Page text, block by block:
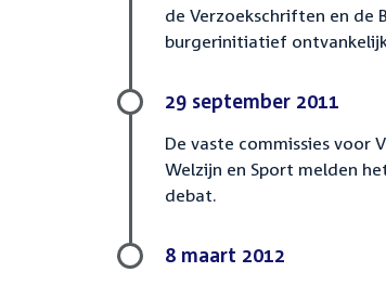
de Verzoekschriften en de
burgerinitiatief
29 september 2011
De vaste commissies voor
Welzijn en Sport melden
debat.
8 maart 2012